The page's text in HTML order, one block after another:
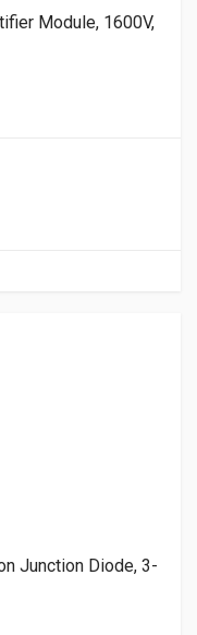
Module, 1600V,
Junction Diode, 3-